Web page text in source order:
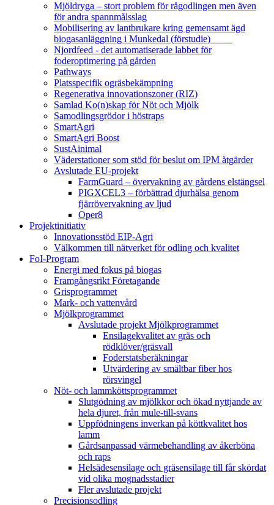
Mjöldryga – stort problem för rågodlingen men även
för andra spannmålsslag
Mobilisering av lantbrukare kring gemensamt ägd
biogasanläggning i Munkedal (förstudie)
Njordfeed - det automatiserade labbet för
foderoptimering på gården
Pathways
Platsspecifik ogräsbekämpning
Regenerativa innovationszoner (RIZ)
Samlad Ko(n)skap för Nöt och Mjölk
Samodlingsgrödor i höstraps
SmartAgri
SmartAgri Boost
SustAinimal
Väderstationer som stöd för beslut om IPM åtgärder
Avslutade EU-projekt
FarmGuard – övervakning av gårdens elstängsel
PIGXCEL3 – förbättrad djurhälsa genom
fjärrövervakning av ljud
Oper8
Projektinitiativ
Innovationsstöd EIP-Agri
Välkommen till nätverket för odling och kvalitet
FoI-Program
Energi med fokus på biogas
Framgångsrikt Företagande
Grisprogrammet
Mark- och vattenvård
Mjölkprogrammet
Avslutade projekt Mjölkprogrammet
Ensilagekvalitet av gräs och
rödklöver/gräsvall
Foderstatsberäkningar
Utvärdering av smältbar fiber hos
rörsvingel
Nöt- och lammköttsprogrammet
Slutgödning av mjölkkor och ökad nyttjande av
hela djuret, från mule-till-svans
Uppfödningens inverkan på köttkvalitet hos
lamm
Gårdsanpassad värmebehandling av åkerböna
och raps
Helsädesensilage och gräsensilage till får skördat
vid olika mognadsstadier
Fler avslutade projekt
Precisionsodling